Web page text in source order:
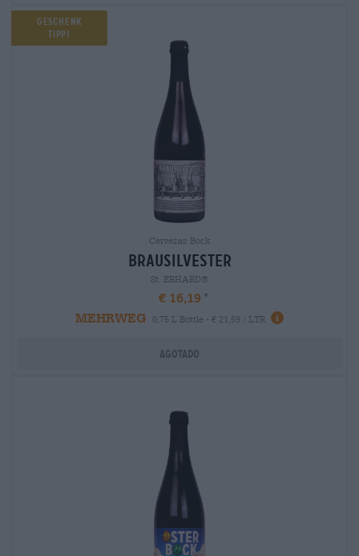
Geschenk
Tipp!
Cervezas Bock
brausilvester
St. ERHARD®
€ 16,19
MEHRWEG
0,75 L Bottle - € 21,59 / LTR
Agotado